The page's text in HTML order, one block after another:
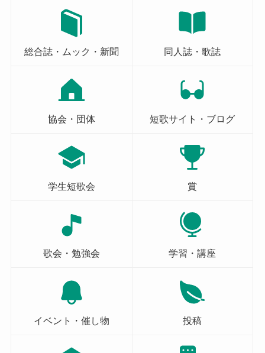
総合誌・ムック・新聞 同人誌・歌誌
協会・団体 短歌サイト・ブログ
学生短歌会 賞
歌会・勉強会 学習・講座
イベント・催し物 投稿